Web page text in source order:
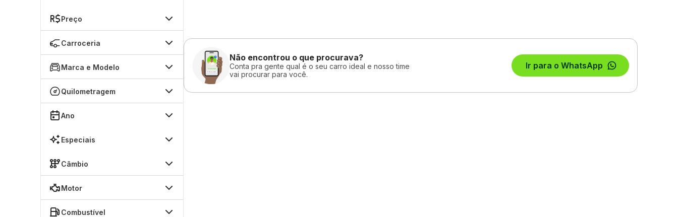
Preço
Carroceria
Marca e Modelo
Quilometragem
Ano
Especiais
Câmbio
Motor
Combustível
Não encontrou o que procurava?
Conta pra gente qual é o seu carro ideal e nosso time
vai procurar para você.
Ir para o WhatsApp